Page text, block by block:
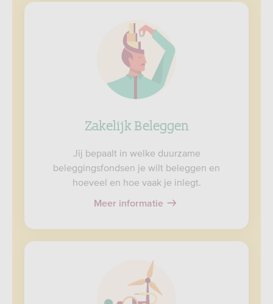
Zakelijk Beleggen
Jij bepaalt in welke duurzame
beleggingsfondsen je wilt beleggen en
hoeveel en hoe vaak je inlegt.
Meer informatie